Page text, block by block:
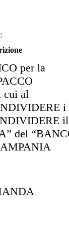
per la
cui al
i
il
del